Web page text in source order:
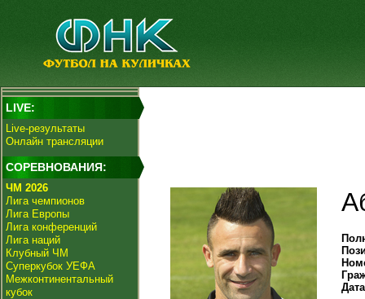
LIVE:
Live-результаты
Онлайн трансляции
СОРЕВНОВАНИЯ:
ЧМ 2026
Лига чемпионов
Лига Европы
Лига конференций
Лига наций
Клубный ЧМ
Суперкубок УЕФА
Межконтинентальный
кубок